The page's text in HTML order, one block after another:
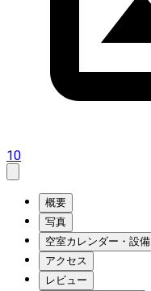
10
概要
写真
空室カレンダー・設備
アクセス
レビュー